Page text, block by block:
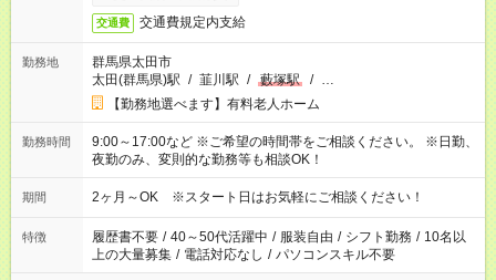
交通費 交通費規定内支給
勤務地
群馬県太田市
太田(群馬県)駅 / 韮川駅 / 藪塚駅 / …
【勤務地選べます】有料老人ホーム
勤務時間
9:00～17:00など ※ご希望の時間帯をご相談ください。 ※日勤、
夜勤のみ、変則的な勤務等も相談OK！
期間 2ヶ月～OK ※スタート日はお気軽にご相談ください！
特徴 履歴書不要 / 40～50代活躍中 / 服装自由 / シフト勤務 / 10名以
上の大量募集 / 電話対応なし / パソコンスキル不要